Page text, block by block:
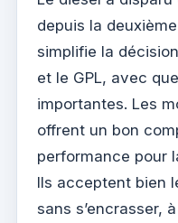
depuis la
simplifie la
et le GPL, avec
importantes. Les
offrent un bon
performance pour
Ils acceptent bien
sans s’encrasser,